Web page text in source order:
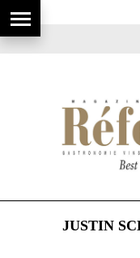
JUSTIN